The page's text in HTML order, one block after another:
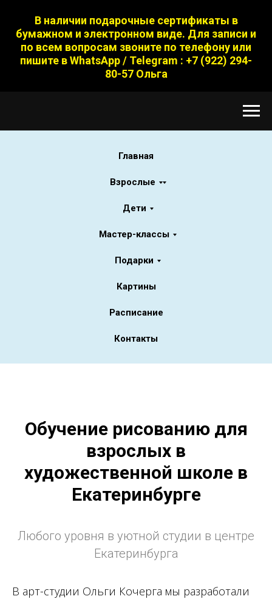
В наличии подарочные сертификаты в
бумажном и электронном виде. Для записи и
по всем вопросам звоните по телефону или
пишите в WhatsApp / Telegram : +7 (922) 294-
80-57 Ольга
Главная
Взрослые
Дети
Мастер-классы
Подарки
Картины
Расписание
Контакты
Обучение рисованию для
взрослых в
художественной школе в
Екатеринбурге
Любого уровня в уютной студии в центре
Екатеринбурга
В арт-студии Ольги Кочерга мы разработали